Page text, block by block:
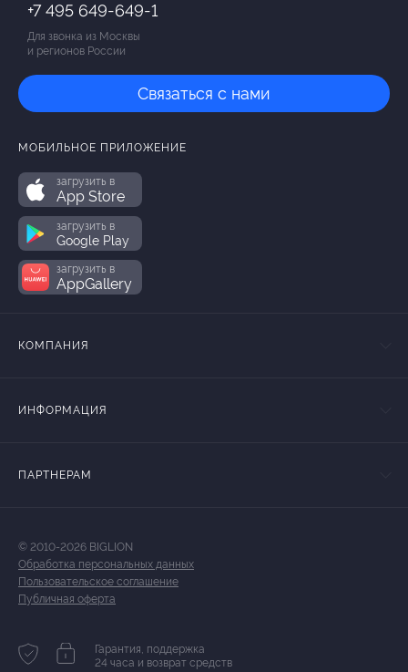
+7 495 649-649-1
Для звонка из Москвы
и регионов России
Связаться с нами
МОБИЛЬНОЕ ПРИЛОЖЕНИЕ
загрузить в
App Store
загрузить в
Google Play
загрузить в
AppGallery
КОМПАНИЯ
ИНФОРМАЦИЯ
ПАРТНЕРАМ
© 2010-2026 BIGLION
Обработка персональных данных
Пользовательское соглашение
Публичная оферта
Гарантия, поддержка
24 часа и возврат средств